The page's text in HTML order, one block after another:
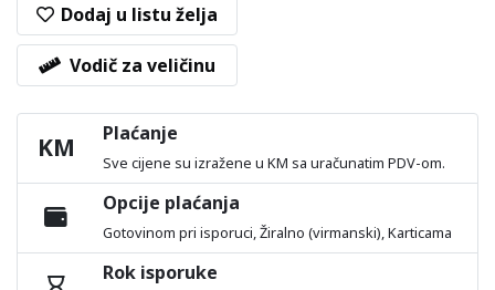
Dodaj u listu želja
Vodič za veličinu
KM Plaćanje
Sve cijene su izražene u KM sa uračunatim PDV-om.
Opcije plaćanja
Gotovinom pri isporuci, Žiralno (virmanski), Karticama
Rok isporuke